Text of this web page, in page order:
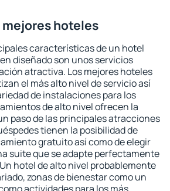
mejores hoteles
características de un hotel
diseñado son unos servicios
atractiva. Los mejores hoteles
el más alto nivel de servicio así
de instalaciones para los
de alto nivel ofrecen la
paso de las principales atracciones
tienen la posibilidad de
gratuito así como de elegir
suite que se adapte perfectamente
hotel de alto nivel probablemente
zonas de bienestar como un